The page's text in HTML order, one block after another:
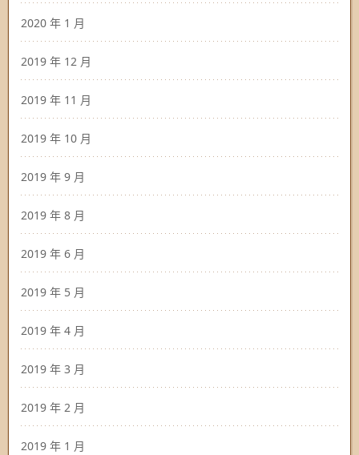
2020 年 1 月
2019 年 12 月
2019 年 11 月
2019 年 10 月
2019 年 9 月
2019 年 8 月
2019 年 6 月
2019 年 5 月
2019 年 4 月
2019 年 3 月
2019 年 2 月
2019 年 1 月